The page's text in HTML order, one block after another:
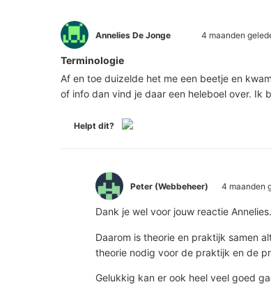
Annelies De Jonge 4 maanden
Terminologie
Af en toe duizelde het me een beetje en
of info dan vind je daar een heleboel over. Ik
Helpt dit?
Peter (Webbeheer) 4 maanden
Dank je wel voor jouw reactie Annelies.
Daarom is theorie en praktijk samen
theorie nodig voor de praktijk en de
Gelukkig kan er ook heel veel goed